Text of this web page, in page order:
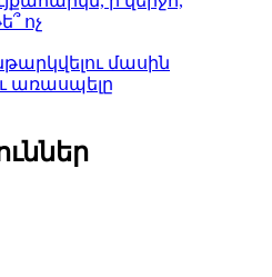
ոչ
մասին
առասպելը